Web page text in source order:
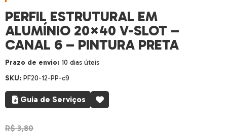
PERFIL ESTRUTURAL EM
ALUMÍNIO 20×40 V-SLOT –
CANAL 6 – PINTURA PRETA
Prazo de envio: 10 dias úteis
SKU: PF20-12-PP-c9
Guia de Serviços
R$3,80